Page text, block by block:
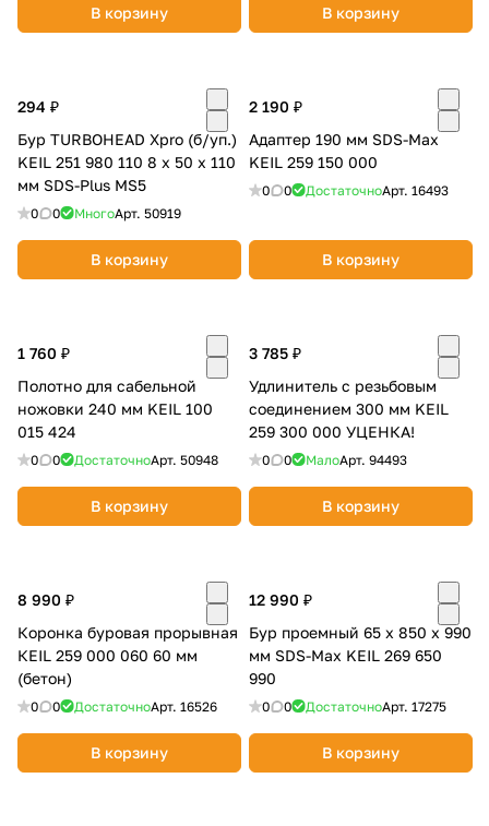
В корзину В корзину
294 ₽
Бур TURBOHEAD Xpro (б/уп.)
KEIL 251 980 110 8 х 50 х 110
мм SDS-Plus MS5
0 0 МногоАрт. 50919
В корзину
2 190 ₽
Адаптер 190 мм SDS-Max
KEIL 259 150 000
0 0 ДостаточноАрт. 16493
В корзину
1 760 ₽
Полотно для сабельной
ножовки 240 мм KEIL 100
015 424
0 0 ДостаточноАрт. 50948
В корзину
3 785 ₽
Удлинитель с резьбовым
соединением 300 мм KEIL
259 300 000 УЦЕНКА!
0 0 МалоАрт. 94493
В корзину
8 990 ₽
Коронка буровая прорывная
КEIL 259 000 060 60 мм
(бетон)
0 0 ДостаточноАрт. 16526
В корзину
12 990 ₽
Бур проемный 65 х 850 х 990
мм SDS-Max KEIL 269 650
990
0 0 ДостаточноАрт. 17275
В корзину